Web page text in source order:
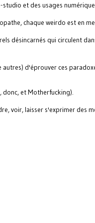
studio et des usages
chaque weirdo est en
désincarnés qui circulent
d'éprouver ces
donc, et Motherfucking).
voir, laisser s'exprimer des